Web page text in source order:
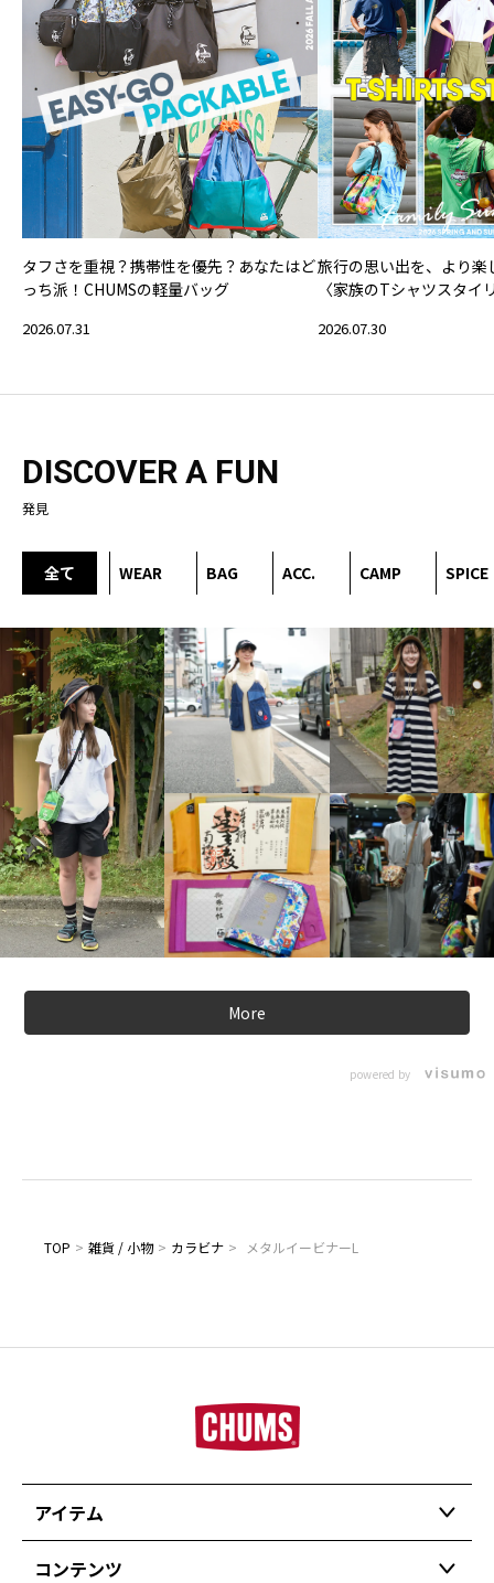
タフさを重視？携帯性を優先？あなたはど
っち派！CHUMSの軽量バッグ
2026.07.31
旅行の思い出を、より楽
〈家族のTシャツスタイ
2026.07.30
DISCOVER A FUN
発見
全て WEAR BAG ACC. CAMP SPICE
More
powered by
TOP > 雑貨 / 小物 > カラビナ > メタルイービナーL
アイテム
コンテンツ